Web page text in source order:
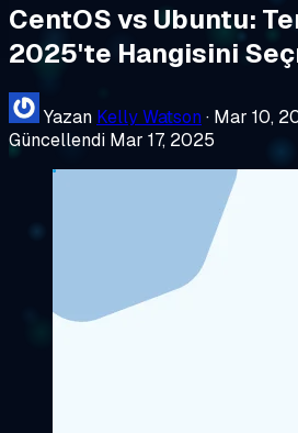
CentOS vs Ubuntu:
2025'te Hangisini
Yazan Kelly Watson · Mar 10,
Güncellendi Mar 17, 2025